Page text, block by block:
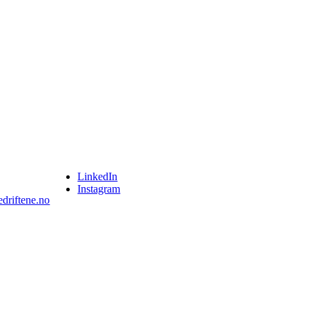
LinkedIn
Instagram